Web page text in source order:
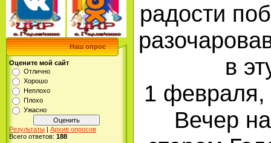
Наш опрос
Оцените мой сайт
Отлично
Хорошо
Неплохо
Плохо
Ужасно
Результаты | Архив опросов
Всего ответов: 188
радости
в
1 февраля,
Вечер